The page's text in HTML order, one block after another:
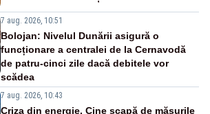
7 aug. 2026, 10:51
Bolojan: Nivelul Dunării asigură o
funcționare a centralei de la Cernavodă
de patru-cinci zile dacă debitele vor
scădea
7 aug. 2026, 10:43
Criza din energie. Cine scapă de măsurile